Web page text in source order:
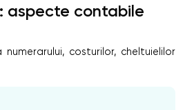
aspecte contabile
costurilor, cheltuielilor